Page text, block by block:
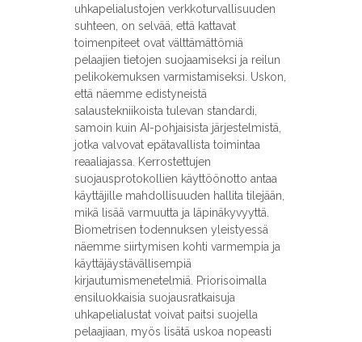
uhkapelialustojen verkkoturvallisuuden
suhteen, on selvää, että kattavat
toimenpiteet ovat välttämättömiä
pelaajien tietojen suojaamiseksi ja reilun
pelikokemuksen varmistamiseksi. Uskon,
että näemme edistyneistä
salaustekniikoista tulevan standardi,
samoin kuin AI-pohjaisista järjestelmistä,
jotka valvovat epätavallista toimintaa
reaaliajassa. Kerrostettujen
suojausprotokollien käyttöönotto antaa
käyttäjille mahdollisuuden hallita tilejään,
mikä lisää varmuutta ja läpinäkyvyyttä.
Biometrisen todennuksen yleistyessä
näemme siirtymisen kohti varmempia ja
käyttäjäystävällisempiä
kirjautumismenetelmiä. Priorisoimalla
ensiluokkaisia suojausratkaisuja
uhkapelialustat voivat paitsi suojella
pelaajiaan, myös lisätä uskoa nopeasti